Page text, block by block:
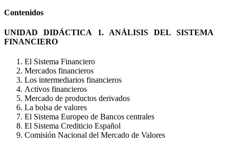
Contenidos
UNIDAD DIDÁCTICA 1. ANÁLISIS DEL SISTEMA
FINANCIERO
El Sistema Financiero
Mercados financieros
Los intermediarios financieros
Activos financieros
Mercado de productos derivados
La bolsa de valores
El Sistema Europeo de Bancos centrales
El Sistema Crediticio Español
Comisión Nacional del Mercado de Valores